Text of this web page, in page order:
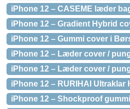
iPhone 12 – CASEME læder
iPhone 12 – Gradient Hybrid
iPhone 12 – Gummi cover i
iPhone 12 – Læder cover /
iPhone 12 – Læder cover /
iPhone 12 – RURIHAI
iPhone 12 – Shockproof